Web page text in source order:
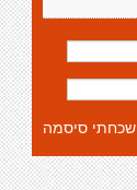
שכחתי סיסמה